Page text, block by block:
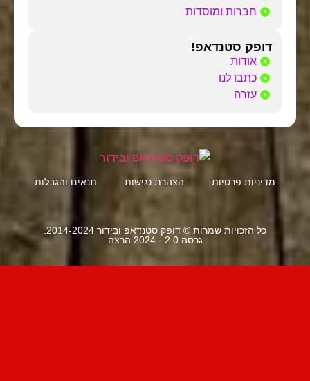
חברות ומוסדות
דופק סטנדאפ!
אודות
כתבו לנו
עזרה
מדיניות פרטיות הצהרת נגישות תנאים והגבלות
כל הזכויות שמרות © דופק סטנדאפ ובידור 2014-2024.
גרסה 2.0 - 2024 הרצה